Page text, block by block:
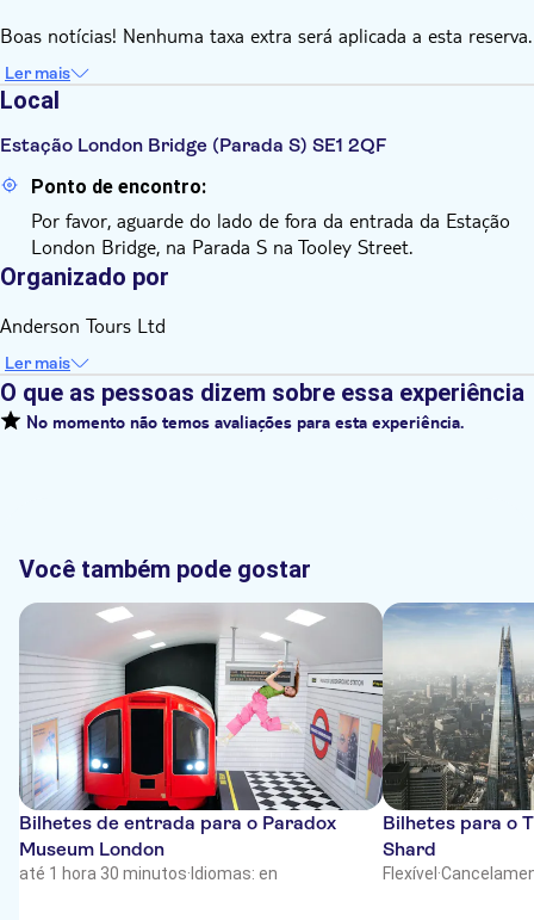
Boas notícias! Nenhuma taxa extra será aplicada a esta reserva.
Ler mais
Local
Estação London Bridge (Parada S) SE1 2QF
Ponto de encontro:
Por favor, aguarde do lado de fora da entrada da Estação
London Bridge, na Parada S na Tooley Street.
Organizado por
Anderson Tours Ltd
Ler mais
O que as pessoas dizem sobre essa experiência
No momento não temos avaliações para esta experiência.
Você também pode gostar
Bilhetes de entrada para o Paradox
Museum London
até 1 hora 30 minutos· Idiomas: en
Bilhetes para o
Shard
Flexível ·